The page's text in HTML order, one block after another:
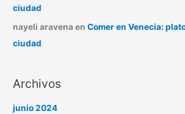
ciudad
nayeli aravena enComer en Venecia:
ciudad
Archivos
junio 2024